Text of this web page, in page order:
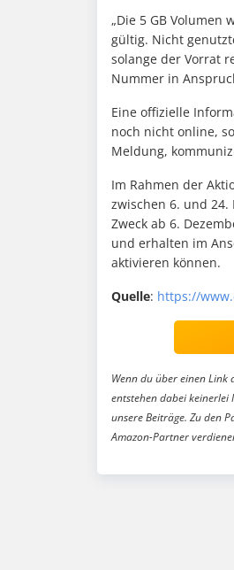
„Die 5 GB
gültig. Nicht
solange der Vorrat
Nummer in
Eine offizielle
noch nicht online,
Meldung,
Im Rahmen der
zwischen 6. und
Zweck ab 6.
und erhalten im
aktivieren können.
Quelle: https://
Wenn du über einen
entstehen dabei keinerlei
unsere Beiträge. Zu den
Amazon-Partner